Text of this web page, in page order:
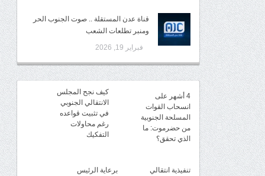
قناة عدن المستقلة .. صوت الجنوب الحر
ومنبر تطلعات الشعب
فبراير 19, 2026
4 أشهر على
انسحاب القوات
المسلحة الجنوبية
من حضرموت: ما
الذي تحقق؟
كيف نجح المجلس
الانتقالي الجنوبي
في تثبيت قواعده
رغم محاولات
التفكيك
تنفيذية انتقالي
برعاية الرئيس